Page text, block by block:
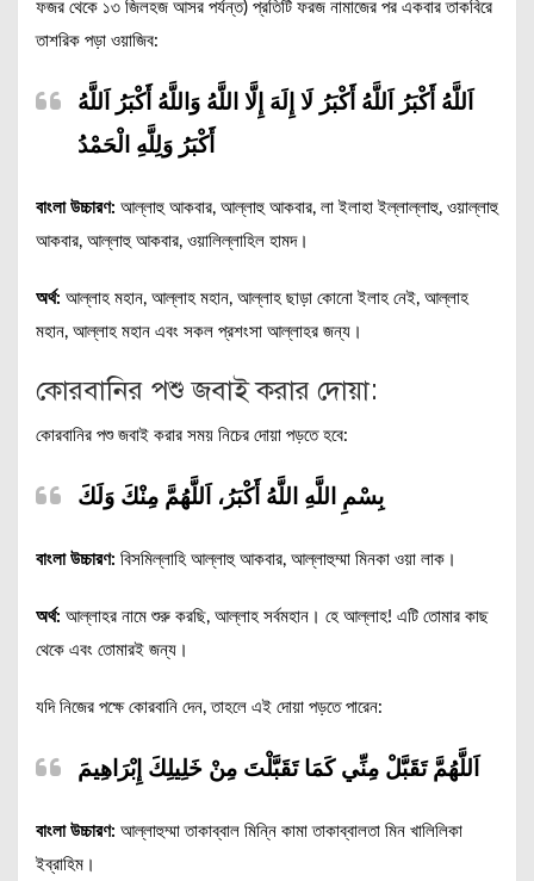
ফজর থেকে ১৩ জিলহজ আসর পর্যন্ত) প্রতিটি ফরজ নামাজের পর একবার তাকবিরে
তাশরিক পড়া ওয়াজিব:
اَللَّهُ أَكْبَرُ اَللَّهُ أَكْبَرُ لَا إِلَهَ إِلَّا اللَّهُ وَاللَّهُ أَكْبَرُ اَللَّهُ
أَكْبَرُ وَلِلَّهِ الْحَمْدُ
বাংলা উচ্চারণ: আল্লাহু আকবার, আল্লাহু আকবার, লা ইলাহা ইল্লাল্লাহু, ওয়াল্লাহু
আকবার, আল্লাহু আকবার, ওয়ালিল্লাহিল হামদ।
অর্থ: আল্লাহ মহান, আল্লাহ মহান, আল্লাহ ছাড়া কোনো ইলাহ নেই, আল্লাহ
মহান, আল্লাহ মহান এবং সকল প্রশংসা আল্লাহর জন্য।
কোরবানির পশু জবাই করার দোয়া:
কোরবানির পশু জবাই করার সময় নিচের দোয়া পড়তে হবে:
بِسْمِ اللَّهِ اللَّهُ أَكْبَرُ، اَللَّهُمَّ مِنْكَ وَلَكَ
বাংলা উচ্চারণ: বিসমিল্লাহি আল্লাহু আকবার, আল্লাহুম্মা মিনকা ওয়া লাক।
অর্থ: আল্লাহর নামে শুরু করছি, আল্লাহ সর্বমহান। হে আল্লাহ! এটি তোমার কাছ
থেকে এবং তোমারই জন্য।
যদি নিজের পক্ষে কোরবানি দেন, তাহলে এই দোয়া পড়তে পারেন:
اَللَّهُمَّ تَقَبَّلْ مِنِّي كَمَا تَقَبَّلْتَ مِنْ خَلِيلِكَ إِبْرَاهِيمَ
বাংলা উচ্চারণ: আল্লাহুম্মা তাকাব্বাল মিন্নি কামা তাকাব্বালতা মিন খালিলিকা
ইব্রাহিম।